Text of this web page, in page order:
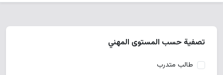
تصفية حسب المستوى المهني
طالب متدرب